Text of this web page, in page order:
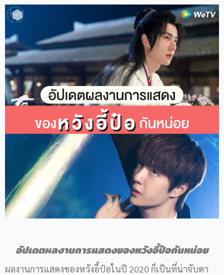
อัปเดตผลงานการแสดงของหวังอี้ป๋อกันหน่อย
ผลงานการแสดงของหวังอี้ป๋อในปี 2020 ก็เป็นที่น่าจับตา